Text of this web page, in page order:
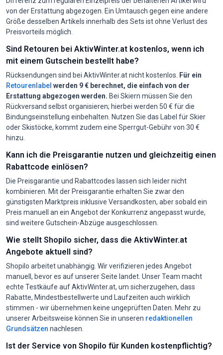
von der Erstattung abgezogen. Ein Umtausch gegen eine andere
Größe desselben Artikels innerhalb des Sets ist ohne Verlust des
Preisvorteils möglich.
Sind Retouren bei AktivWinter.at kostenlos, wenn ich
mit einem Gutschein bestellt habe?
Rücksendungen sind bei AktivWinter.at nicht kostenlos. Für ein
Retourenlabel werden 9 € berechnet, die einfach von der
Erstattung abgezogen werden. Bei Skiern müssen Sie den
Rückversand selbst organisieren; hierbei werden 50 € für die
Bindungseinstellung einbehalten. Nutzen Sie das Label für Skier
oder Skistöcke, kommt zudem eine Sperrgut-Gebühr von 30 €
hinzu.
Kann ich die Preisgarantie nutzen und gleichzeitig einen
Rabattcode einlösen?
Die Preisgarantie und Rabattcodes lassen sich leider nicht
kombinieren. Mit der Preisgarantie erhalten Sie zwar den
günstigsten Marktpreis inklusive Versandkosten, aber sobald ein
Preis manuell an ein Angebot der Konkurrenz angepasst wurde,
sind weitere Gutschein-Abzüge ausgeschlossen.
Wie stellt Shopilo sicher, dass die AktivWinter.at
Angebote aktuell sind?
Shopilo arbeitet unabhängig. Wir verifizieren jedes Angebot
manuell, bevor es auf unserer Seite landet. Unser Team macht
echte Testkäufe auf AktivWinter.at, um sicherzugehen, dass
Rabatte, Mindestbestellwerte und Laufzeiten auch wirklich
stimmen - wir übernehmen keine ungeprüften Daten. Mehr zu
unserer Arbeitsweise können Sie in unseren redaktionellen
Grundsätzen nachlesen.
Ist der Service von Shopilo für Kunden kostenpflichtig?